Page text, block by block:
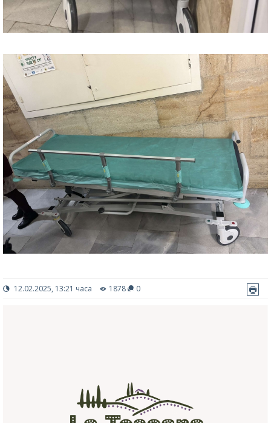
12.02.2025, 13:21 часа 1878 0